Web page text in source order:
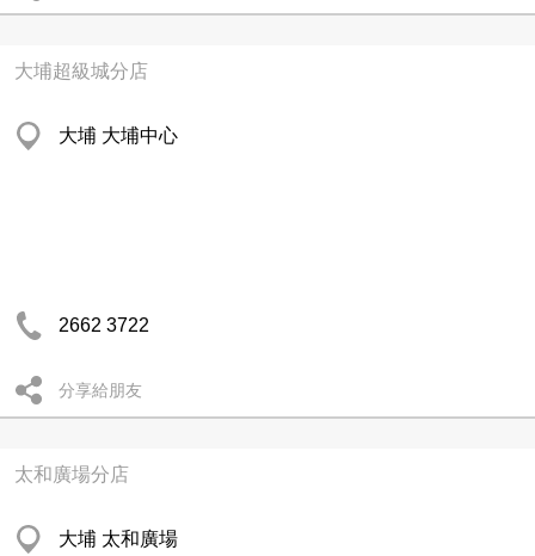
大埔超級城分店
大埔 大埔中心
2662 3722
分享給朋友
太和廣場分店
大埔 太和廣場